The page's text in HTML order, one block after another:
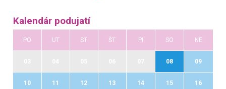
Kalendár podujatí
PO UT ST ŠT PI SO NE
08 09
10 11 12 13 14 15 16